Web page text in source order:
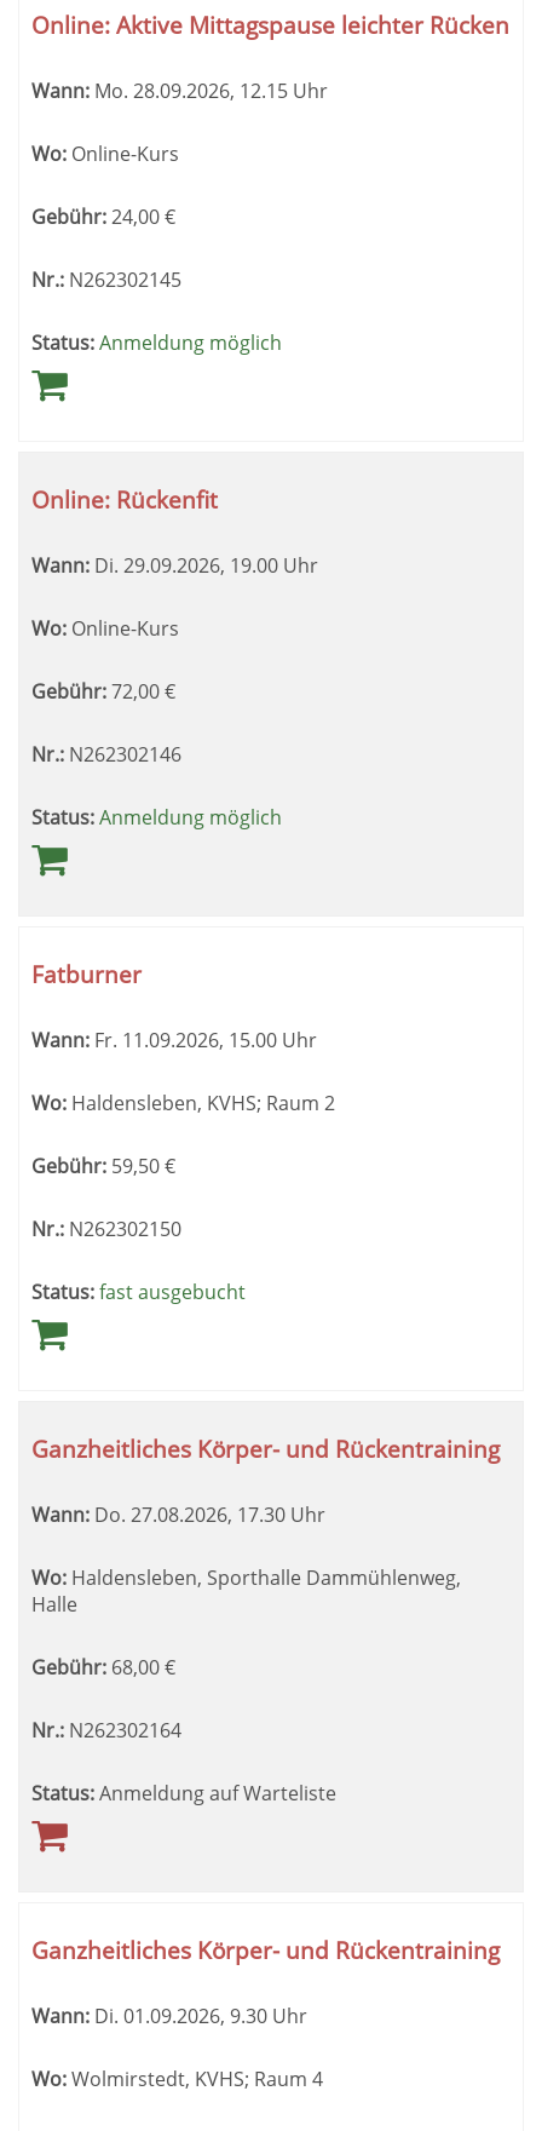
Online: Aktive Mittagspause leichter Rücken
Wann: Mo. 28.09.2026, 12.15 Uhr
Wo: Online-Kurs
Gebühr:24,00€
Nr.: N262302145
Status:Anmeldung möglich
Online: Rückenfit
Wann: Di. 29.09.2026, 19.00 Uhr
Wo: Online-Kurs
Gebühr:72,00€
Nr.: N262302146
Status:Anmeldung möglich
Fatburner
Wann: Fr. 11.09.2026, 15.00 Uhr
Wo: Haldensleben, KVHS; Raum 2
Gebühr: 59,50€
Nr.: N262302150
Status:fast ausgebucht
Ganzheitliches Körper- und Rückentraining
Wann: Do. 27.08.2026, 17.30 Uhr
Wo: Haldensleben, Sporthalle Dammühlenweg,
Halle
Gebühr: 68,00€
Nr.: N262302164
Status:Anmeldung auf Warteliste
Ganzheitliches Körper- und Rückentraining
Wann: Di. 01.09.2026, 9.30 Uhr
Wo:Wolmirstedt, KVHS; Raum 4